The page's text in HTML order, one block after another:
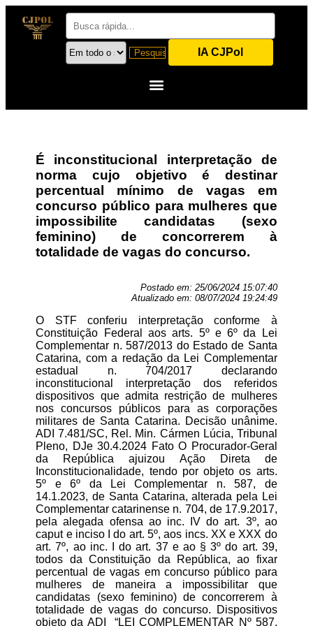
IA CJPol
É inconstitucional interpretação de
norma cujo objetivo é destinar
percentual mínimo de vagas em
concurso público para mulheres que
impossibilite candidatas (sexo
feminino) de concorrerem à
totalidade de vagas do concurso.
Postado em: 25/06/2024 15:07:40
Atualizado em: 08/07/2024 19:24:49
O STF conferiu interpretação conforme à
Constituição Federal aos arts. 5º e 6º da Lei
Complementar n. 587/2013 do Estado de Santa
Catarina, com a redação da Lei Complementar
estadual n. 704/2017 declarando
inconstitucional interpretação dos referidos
dispositivos que admita restrição de mulheres
nos concursos públicos para as corporações
militares de Santa Catarina. Decisão unânime.
ADI 7.481/SC, Rel. Min. Cármen Lúcia, Tribunal
Pleno, DJe 30.4.2024 Fato O Procurador-Geral
da República ajuizou Ação Direta de
Inconstitucionalidade, tendo por objeto os arts.
5º e 6º da Lei Complementar n. 587, de
14.1.2023, de Santa Catarina, alterada pela Lei
Complementar catarinense n. 704, de 17.9.2017,
pela alegada ofensa ao inc. IV do art. 3º, ao
caput e inciso I do art. 5º, aos incs. XX e XXX do
art. 7º, ao inc. I do art. 37 e ao § 3º do art. 39,
todos da Constituição da República, ao fixar
percentual de vagas em concurso público para
mulheres de maneira a impossibilitar que
candidatas (sexo feminino) de concorrerem à
totalidade de vagas do concurso. Dispositivos
objeto da ADI “LEI COMPLEMENTAR Nº 587,